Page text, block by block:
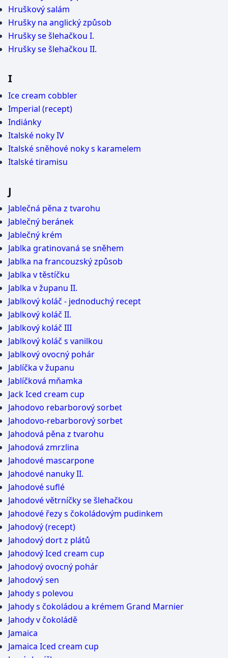
Hruškový salám
Hrušky na anglický způsob
Hrušky se šlehačkou I.
Hrušky se šlehačkou II.
I
Ice cream cobbler
Imperial (recept)
Indiánky
Italské noky IV
Italské sněhové noky s karamelem
Italské tiramisu
J
Jablečná pěna z tvarohu
Jablečný beránek
Jablečný krém
Jablka gratinovaná se sněhem
Jablka na francouzský způsob
Jablka v těstíčku
Jablka v županu II.
Jablkový koláč - jednoduchý recept
Jablkový koláč II.
Jablkový koláč III
Jablkový koláč s vanilkou
Jablkový ovocný pohár
Jablíčka v županu
Jablíčková mňamka
Jack Iced cream cup
Jahodovo rebarborový sorbet
Jahodovo-rebarborový sorbet
Jahodová pěna z tvarohu
Jahodová zmrzlina
Jahodové mascarpone
Jahodové nanuky II.
Jahodové suflé
Jahodové větrníčky se šlehačkou
Jahodové řezy s čokoládovým pudinkem
Jahodový (recept)
Jahodový dort z plátů
Jahodový Iced cream cup
Jahodový ovocný pohár
Jahodový sen
Jahody s polevou
Jahody s čokoládou a krémem Grand Marnier
Jahody v čokoládě
Jamaica
Jamaica Iced cream cup